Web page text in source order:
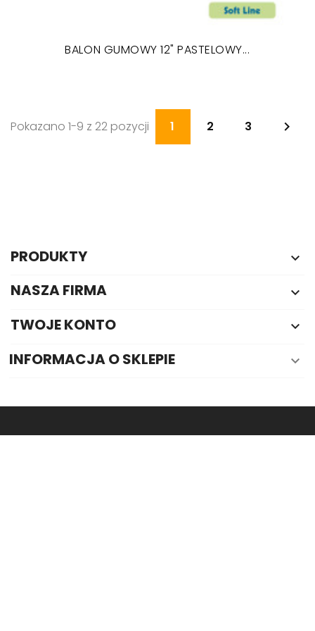
BALON GUMOWY 12" PASTELOWY...
Pokazano 1-9 z 22 pozycji 1 2 3 
PRODUKTY 
NASZA FIRMA 
TWOJE KONTO 
INFORMACJA O SKLEPIE 